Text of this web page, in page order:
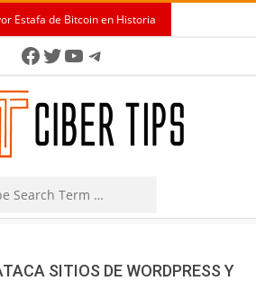
Estafa de Bitcoin en Historia
Facebook
Twitter
YouTube
Telegram
SITIOS DE WORDPRESS Y